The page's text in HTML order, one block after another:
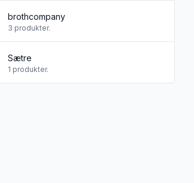
200 g"
brothcompany
3 produkter.
Sætre
1 produkter.